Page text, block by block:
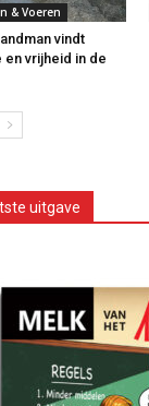
& Voeren
vindt
en vrijheid in de
uitgave